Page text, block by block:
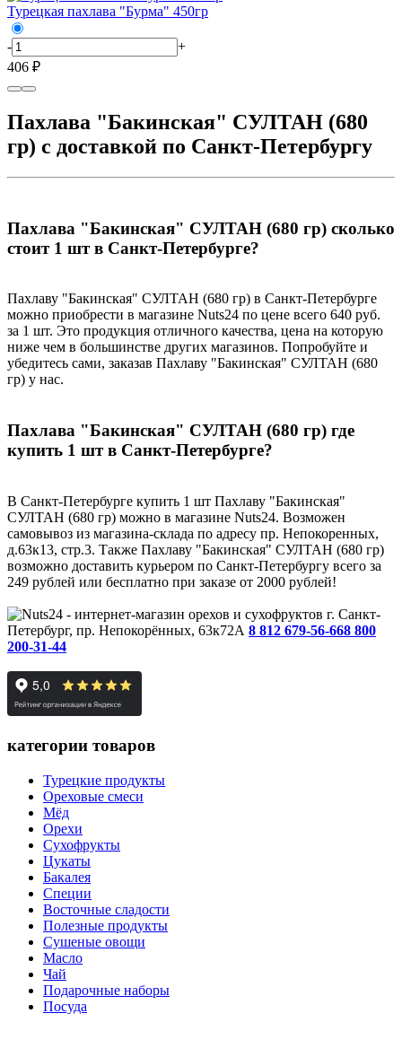
Турецкая пахлава "Бурма" 450гр
-
+
406 ₽
Пахлава "Бакинская" СУЛТАН (680
гр) с доставкой по Санкт-Петербургу
Пахлава "Бакинская" СУЛТАН (680 гр) сколько
стоит 1 шт в Санкт-Петербурге?
Пахлаву "Бакинская" СУЛТАН (680 гр) в Санкт-Петербурге
можно приобрести в магазине Nuts24 по цене всего 640 руб.
за 1 шт. Это продукция отличного качества, цена на которую
ниже чем в большинстве других магазинов. Попробуйте и
убедитесь сами, заказав Пахлаву "Бакинская" СУЛТАН (680
гр) у нас.
Пахлава "Бакинская" СУЛТАН (680 гр) где
купить 1 шт в Санкт-Петербурге?
В Санкт-Петербурге купить 1 шт Пахлаву "Бакинская"
СУЛТАН (680 гр) можно в магазине Nuts24. Возможен
самовывоз из магазина-склада по адресу пр. Непокоренных,
д.63к13, стр.3. Также Пахлаву "Бакинская" СУЛТАН (680 гр)
возможно доставить курьером по Санкт-Петербургу всего за
249 рублей или бесплатно при заказе от 2000 рублей!
г. Санкт-
Петербург, пр. Непокорённых, 63к72А 8 812 679-56-668 800
200-31-44
категории товаров
Турецкие продукты
Ореховые смеси
Мёд
Орехи
Сухофрукты
Цукаты
Бакалея
Специи
Восточные сладости
Полезные продукты
Сушеные овощи
Масло
Чай
Подарочные наборы
Посуда